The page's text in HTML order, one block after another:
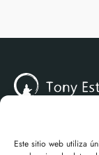
Este sitio web utiliza